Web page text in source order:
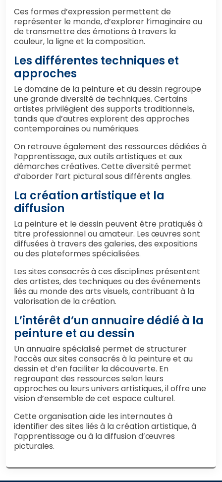
Ces formes d’expression permettent de
représenter le monde, d’explorer l’imaginaire ou
de transmettre des émotions à travers la
couleur, la ligne et la composition.
Les différentes techniques et
approches
Le domaine de la peinture et du dessin regroupe
une grande diversité de techniques. Certains
artistes privilégient des supports traditionnels,
tandis que d’autres explorent des approches
contemporaines ou numériques.
On retrouve également des ressources dédiées à
l’apprentissage, aux outils artistiques et aux
démarches créatives. Cette diversité permet
d’aborder l’art pictural sous différents angles.
La création artistique et la
diffusion
La peinture et le dessin peuvent être pratiqués à
titre professionnel ou amateur. Les œuvres sont
diffusées à travers des galeries, des expositions
ou des plateformes spécialisées.
Les sites consacrés à ces disciplines présentent
des artistes, des techniques ou des événements
liés au monde des arts visuels, contribuant à la
valorisation de la création.
L’intérêt d’un annuaire dédié à la
peinture et au dessin
Un annuaire spécialisé permet de structurer
l’accès aux sites consacrés à la peinture et au
dessin et d’en faciliter la découverte. En
regroupant des ressources selon leurs
approches ou leurs univers artistiques, il offre une
vision d’ensemble de cet espace culturel.
Cette organisation aide les internautes à
identifier des sites liés à la création artistique, à
l’apprentissage ou à la diffusion d’œuvres
picturales.